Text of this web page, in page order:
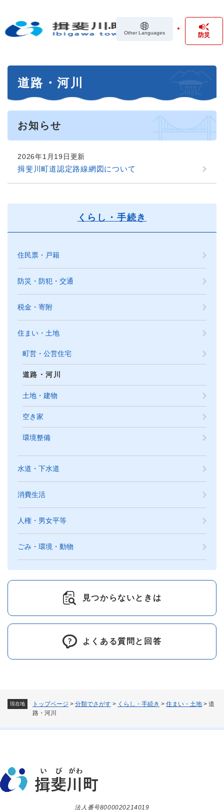
の
Other Languages 防災
現在地 トップページ > 分類でさがす > くらし・手続き > 住まい・土地 > 道
路・河川
道路・河川
お知らせ
2026年1月19日更新
揖斐川町道認定路線網図について
くらし・手続き
住民票・戸籍
防災・防犯・交通
税金・寄附
住まい・土地
町営・公営住宅
道路・河川
土地・建物
空き家
環境整備
水道・下水道
消費生活
人権・男女平等
ごみ・環境・動物
見つからないときは
よくある質問と回答
法人番号8000020214019